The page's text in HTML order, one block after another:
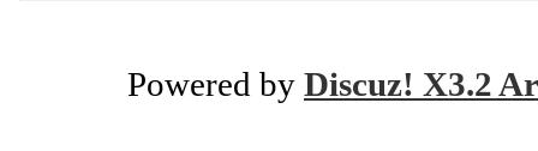
Powered by Discuz! X3.2